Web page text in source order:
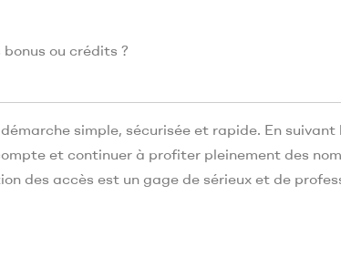
ou crédits ?
simple, sécurisée et rapide. En
et continuer à profiter pleinement des
des accès est un gage de sérieux et de